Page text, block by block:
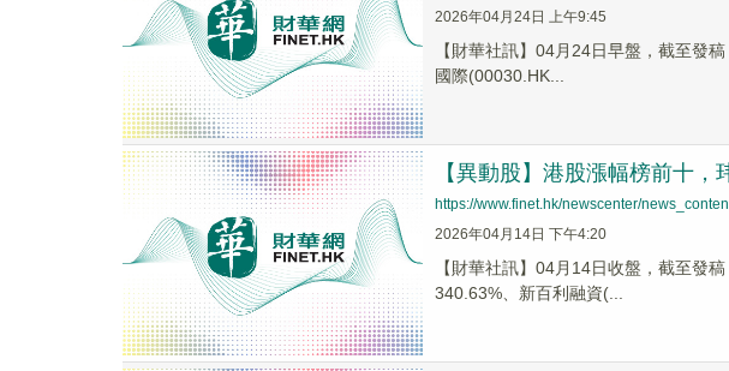
2026年04月24日 上午9:45
【財華社訊】04月24日早盤，截至發
國際(00030.HK...
【異動股】港股漲幅榜前十
https://www.finet.hk/newscenter/
2026年04月14日 下午4:20
【財華社訊】04月14日收盤，截至發
340.63%、新百利融資(...